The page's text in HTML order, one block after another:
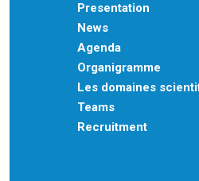
Presentation
News
Agenda
Organigramme
Les domaines
Teams
Recruitment